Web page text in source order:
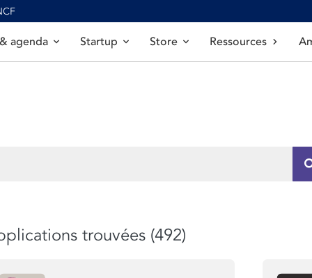
agenda Startup Store Ressources
trouvées (492)